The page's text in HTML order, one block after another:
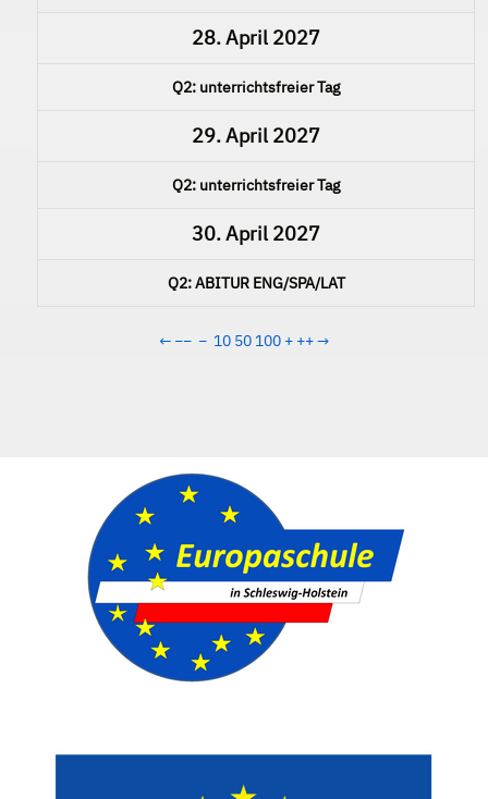
28. April 2027
Q2: unterrichtsfreier Tag
29. April 2027
Q2: unterrichtsfreier Tag
30. April 2027
Q2: ABITUR ENG/SPA/LAT
← −− − 10 50 100 + ++→